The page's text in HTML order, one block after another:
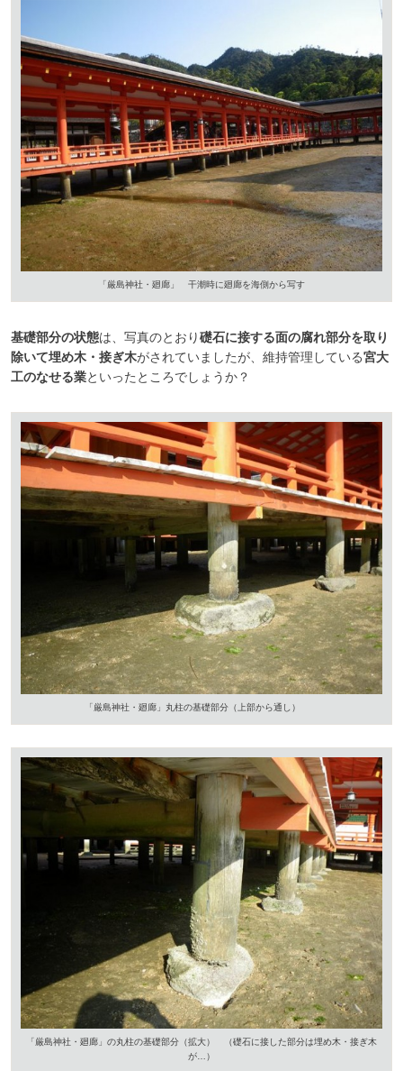
「厳島神社・廻廊」 干潮時に廻廊を海側から写す
基礎部分の状態は、写真のとおり礎石に接する面の腐れ部分を取り
除いて埋め木・接ぎ木がされていましたが、維持管理している宮大
工のなせる業といったところでしょうか？
「厳島神社・廻廊」丸柱の基礎部分（上部から通し）
「厳島神社・廻廊」の丸柱の基礎部分（拡大） （礎石に接した部分は埋め木・接ぎ木
が…）